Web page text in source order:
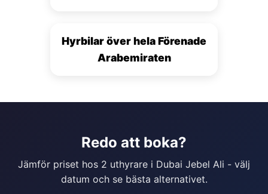
Hyrbilar över hela Förenade
Arabemiraten
Redo att boka?
Jämför priset hos 2 uthyrare i Dubai Jebel Ali - välj
datum och se bästa alternativet.